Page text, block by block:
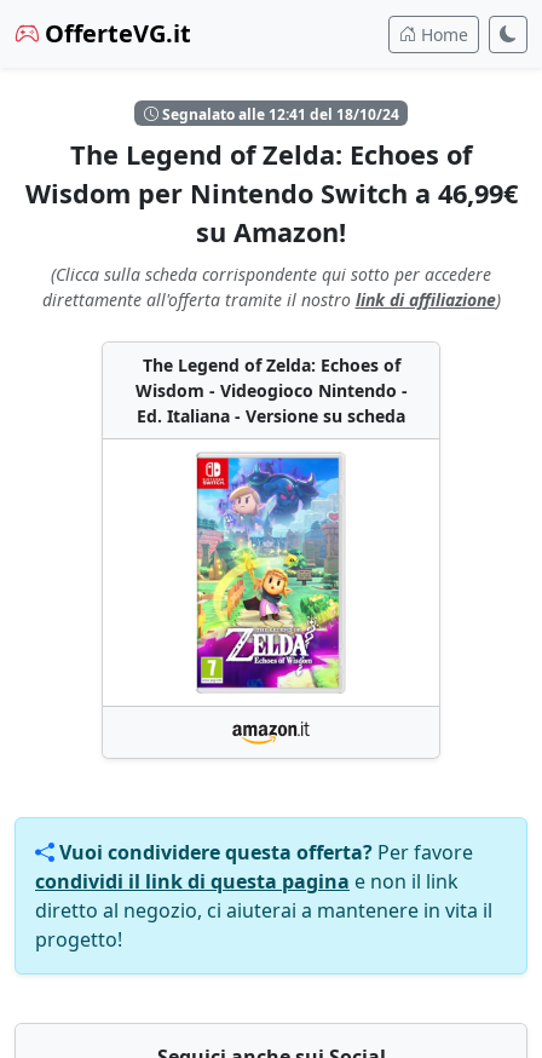
OfferteVG.it Home
Segnalato alle 12:41 del 18/10/24
The Legend of Zelda: Echoes of
Wisdom per Nintendo Switch a 46,99€
su Amazon!
(Clicca sulla scheda corrispondente qui sotto per accedere
direttamente all'offerta tramite il nostro link di affiliazione)
The Legend of Zelda: Echoes of
Wisdom - Videogioco Nintendo -
Ed. Italiana - Versione su scheda
Vuoi condividere questa offerta? Per favore
condividi il link di questa pagina e non il link
diretto al negozio, ci aiuterai a mantenere in vita il
progetto!